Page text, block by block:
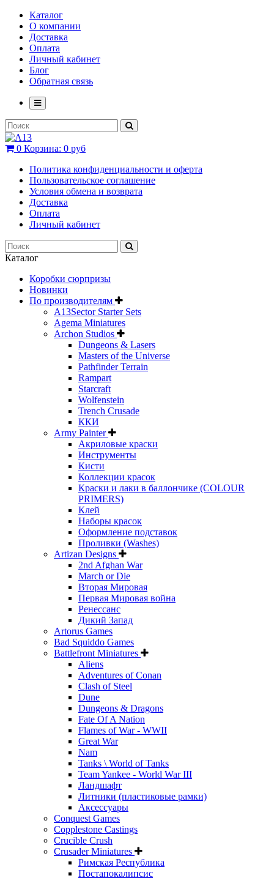
Каталог
О компании
Доставка
Оплата
Личный кабинет
Блог
Обратная связь
0 Корзина: 0 руб
Политика конфиденциальности и оферта
Пользовательское соглашение
Условия обмена и возврата
Доставка
Оплата
Личный кабинет
Каталог
Коробки сюрпризы
Новинки
По производителям
A13Sector Starter Sets
Agema Miniatures
Archon Studios
Dungeons & Lasers
Masters of the Universe
Pathfinder Terrain
Rampart
Starcraft
Wolfenstein
Trench Crusade
ККИ
Army Painter
Акриловые краски
Инструменты
Кисти
Коллекции красок
Краски и лаки в баллончике (COLOUR
PRIMERS)
Клей
Наборы красок
Оформление подставок
Проливки (Washes)
Artizan Designs
2nd Afghan War
March or Die
Вторая Мировая
Первая Мировая война
Ренессанс
Дикий Запад
Artorus Games
Bad Squiddo Games
Battlefront Miniatures
Aliens
Adventures of Conan
Clash of Steel
Dune
Dungeons & Dragons
Fate Of A Nation
Flames of War - WWII
Great War
Nam
Tanks \ World of Tanks
Team Yankee - World War III
Ландшафт
Литники (пластиковые рамки)
Аксессуары
Conquest Games
Copplestone Castings
Crucible Crush
Crusader Miniatures
Римская Республика
Постапокалипсис